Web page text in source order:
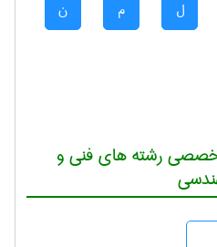
ل م ن
رشته های فنی و